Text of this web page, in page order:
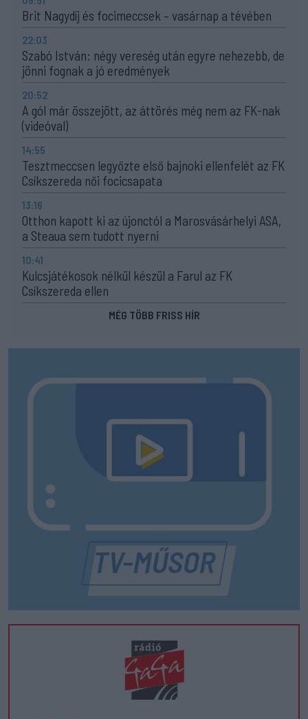
Brit Nagydíj és focimeccsek – vasárnap a tévében
22:03
Szabó István: négy vereség után egyre nehezebb, de
jönni fognak a jó eredmények
20:52
A gól már összejött, az áttörés még nem az FK-nak
(videóval)
14:55
Tesztmeccsen legyőzte első bajnoki ellenfelét az FK
Csíkszereda női focicsapata
13:16
Otthon kapott ki az újonctól a Marosvásárhelyi ASA,
a Steaua sem tudott nyerni
10:41
Kulcsjátékosok nélkül készül a Farul az FK
Csíkszereda ellen
MÉG TÖBB FRISS HÍR